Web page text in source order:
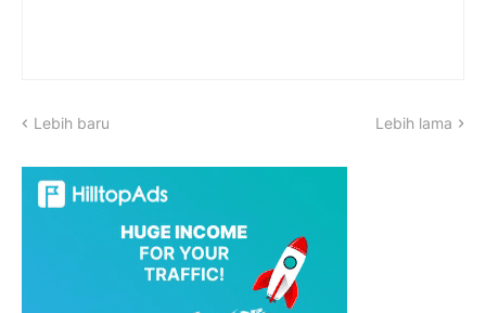
Lebih baru Lebih lama